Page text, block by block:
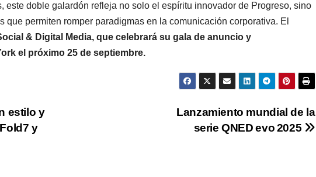
este doble galardón refleja no solo el espíritu innovador de Progreso, sino
permiten romper paradigmas en la comunicación corporativa. El
& Digital Media, que celebrará su gala de anuncio y
el próximo 25 de septiembre.
Lanzamiento mundial de la
serie QNED evo 2025
estilo y
y